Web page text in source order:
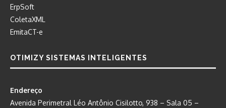
ErpSoft
ColetaXML
EmitaCT-e
OTIMIZY SISTEMAS INTELIGENTES
Endereço
Avenida Perimetral Léo Antônio Cisilotto, 938 – Sala 05 –